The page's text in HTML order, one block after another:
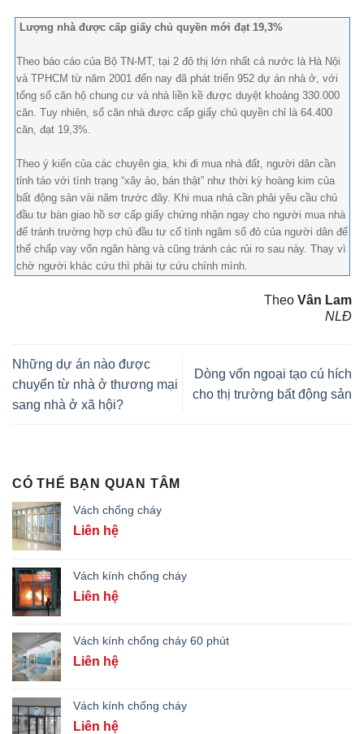
Lượng nhà được cấp giấy chủ quyền mới đạt 19,3%
Theo báo cáo của Bộ TN-MT, tại 2 đô thị lớn nhất cả nước là Hà Nội
và TPHCM từ năm 2001 đến nay đã phát triển 952 dự án nhà ở, với
tổng số căn hộ chung cư và nhà liền kề được duyệt khoảng 330.000
căn. Tuy nhiên, số căn nhà được cấp giấy chủ quyền chỉ là 64.400
căn, đạt 19,3%.
Theo ý kiến của các chuyên gia, khi đi mua nhà đất, người dân cần
tỉnh táo với tình trạng “xây ảo, bán thật” như thời kỳ hoàng kim của
bất động sản vài năm trước đây. Khi mua nhà cần phải yêu cầu chủ
đầu tư bàn giao hồ sơ cấp giấy chứng nhận ngay cho người mua nhà
để tránh trường hợp chủ đầu tư cố tình ngâm sổ đỏ của người dân để
thế chấp vay vốn ngân hàng và cũng tránh các rủi ro sau này. Thay vì
chờ người khác cứu thì phải tự cứu chính mình.
Theo Vân Lam
NLĐ
Những dự án nào được
chuyển từ nhà ở thương mại
sang nhà ở xã hội?
Dòng vốn ngoại tạo cú hích
cho thị trường bất động sản
CÓ THỂ BẠN QUAN TÂM
Vách chống cháy
Liên hệ
Vách kính chống cháy
Liên hệ
Vách kính chống cháy 60 phút
Liên hệ
Vách kính chống cháy
Liên hệ